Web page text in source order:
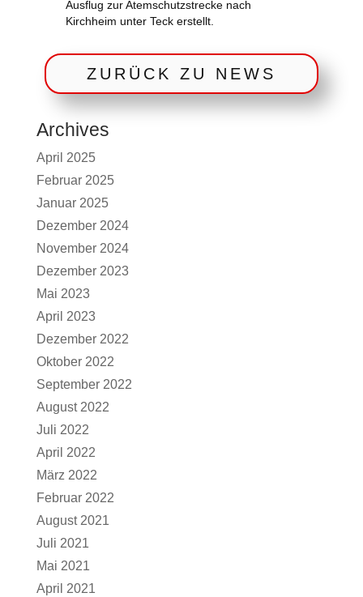
Ausflug zur Atemschutzstrecke nach
Kirchheim unter Teck erstellt.
ZURÜCK ZU NEWS
Archives
April 2025
Februar 2025
Januar 2025
Dezember 2024
November 2024
Dezember 2023
Mai 2023
April 2023
Dezember 2022
Oktober 2022
September 2022
August 2022
Juli 2022
April 2022
März 2022
Februar 2022
August 2021
Juli 2021
Mai 2021
April 2021